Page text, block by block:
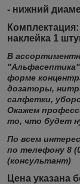
- нижний
Комплектация:
наклейка 1
В
форме
дозаторы,
салфетки,
Окажем
то, что будет
По всем
по телефону 8
(консультант)
Цена указана